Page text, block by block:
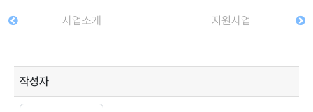
사업소개 지원사업
작성자